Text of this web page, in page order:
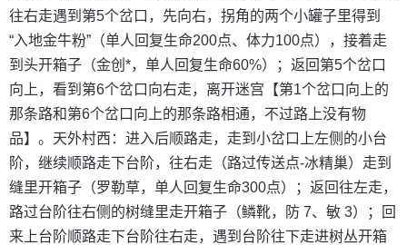
往右走遇到第5个岔口，先向右，拐角的两个小罐子里得到
“入地金牛粉”（单人回复生命200点、体力100点），接着走
到头开箱子（金创*，单人回复生命60%）；返回第5个岔口
向上，看到第6个岔口向右走，离开迷宫【第1个岔口向上的
那条路和第6个岔口向上的那条路相通，不过路上没有物
品】。天外村西：进入后顺路走，走到小岔口上左侧的小台
阶，继续顺路走下台阶，往右走（路过传送点-冰精巢）走到
缝里开箱子（罗勒草，单人回复生命300点）；返回往左走，
路过台阶往右侧的树缝里走开箱子（鳞靴，防 7、敏 3）；回
来上台阶顺路走下台阶往右走，遇到台阶往下走进树丛开箱